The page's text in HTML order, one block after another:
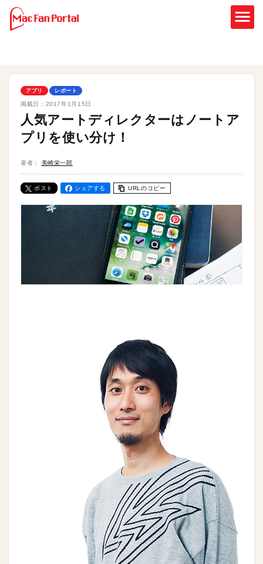
アプリ レポート
掲載日： 2017年1月15日
人気アートディレクターはノートア
プリを使い分け！
著者： 美崎栄一郎
ポスト シェアする URLのコピー